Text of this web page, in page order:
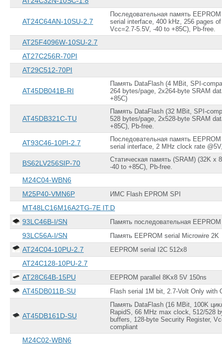
3 V ~ 3.6 V, 4.5 V
~ 5.5 V
3.135 V ~ 3.6 V
4.5 V ~ 5.5 V
4.75 V ~ 5.25 V
4.75 V ~ 5.5 V
32-SOIC
32-sTSOP
32-TSOP I
32-TSOP II
42-CDIP Frit Seal
44-CBGA (6x12)
48-FBGA (8x9.5)
48-TSOP I
6-TDFN Exposed
(13x10)
8-DIP
8-MAP (3x4.9)
8-MSOP
8-PDIP
8-SO
8-SOIC
8-SOP-J
8-VDFPN (8x6)
86-TSOP II
AT24C64AN-10SU-2.7
Последовательная память
serial interface, 400 kHz, 256 pages
Vcc=2.7-5.5V, -40 to +85C), Pb-free.
AT25F4096W-10SU-2.7
AT27C256R-70PI
AT29C512-70PI
AT45DB041B-RI
Память DataFlash (4 MBit, SPI-
264 bytes/page, 2x264-byte SRAM
+85C)
AT45DB321C-TU
Память DataFlash (32 MBit, SPI-
528 bytes/page, 2x528-byte SRAM
+85C), Pb-free.
AT93C46-10PI-2.7
Последовательная память
serial interface, 2 MHz clock rate
BS62LV256SIP-70
Статическая память (SRAM) (32K x
-40 to +85C), Pb-free.
M24C04-WBN6
M25P40-VMN6P
ИМС Flash EPROM SPI
MT48LC16M16A2TG-7E IT:D
93LC46B-I/SN
Память последовательная
93LC56A-I/SN Память EEPROM serial Microwire 2K
AT24C04-10PU-2.7 EEPROM serial I2C 512x8
AT24C128-10PU-2.7
AT28C64B-15PU
EEPROM parallel 8Kx8 5V 150ns
AT45DB011B-SU Flash serial 1M bit, 2.7-Volt Only with
AT45DB161D-SU
Память DataFlash (16 MBit, 100K
RapidS, 66 MHz max clock, 512/528
buffers, 128-byte Security Register,
compliant
M24C02-WBN6